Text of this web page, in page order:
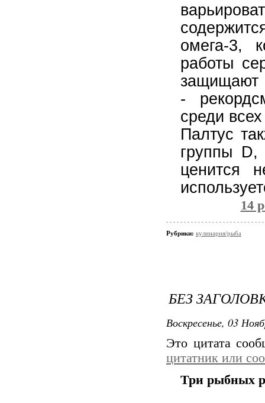
омега-3,
работы
защищают
-
среди
Палтус
группы
ценится
14
Рубрики: кулинария/рыба
БЕЗ
Воскресенье, 03
Это цитата
цитатник или
Три рыбных